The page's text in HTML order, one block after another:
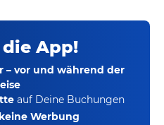
App!
– vor und während der
auf Deine Buchungen
keine Werbung